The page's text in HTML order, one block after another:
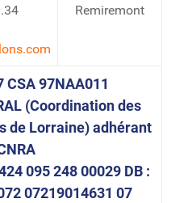
Remiremont
CSA 97NAA011
(Coordination des
de Lorraine) adhérant
095 248 00029 DB :
07219014631 07